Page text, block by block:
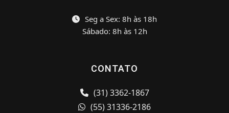
Seg a Sex: 8h às 18h
Sábado: 8h às 12h
CONTATO
(31) 3362-1867
(55) 31336-2186